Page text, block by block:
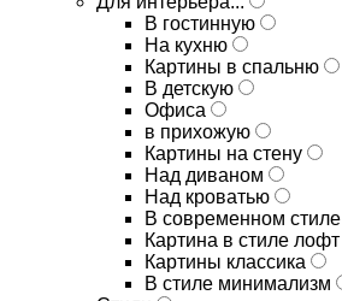
В гостинную
На кухню
Картины в спальню
В детскую
Офиса
в прихожую
Картины на стену
Над диваном
Над кроватью
В современном стиле
Картина в стиле лофт
Картины классика
В стиле минимализм